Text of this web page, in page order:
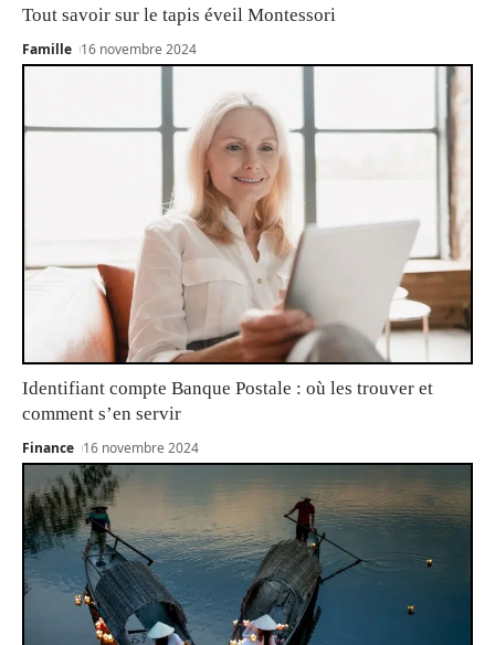
Tout savoir sur le tapis éveil Montessori
Famille 16 novembre 2024
Identifiant compte Banque Postale : où les trouver et
comment s’en servir
Finance 16 novembre 2024